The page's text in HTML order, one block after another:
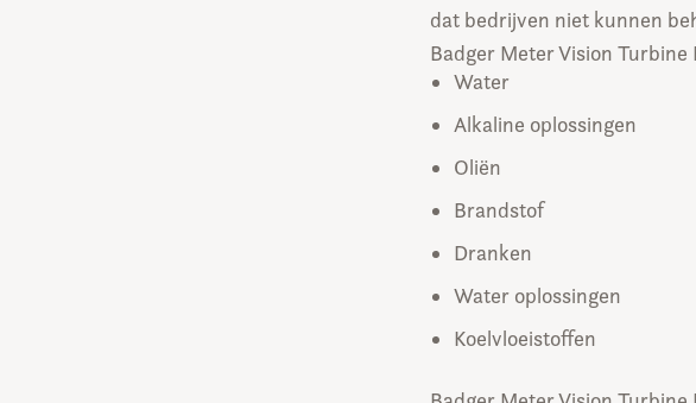
dat bedrijven niet kunnen
Badger Meter Vision
Water
Alkaline oplossingen
Oliën
Brandstof
Dranken
Water oplossingen
Koelvloeistoffen